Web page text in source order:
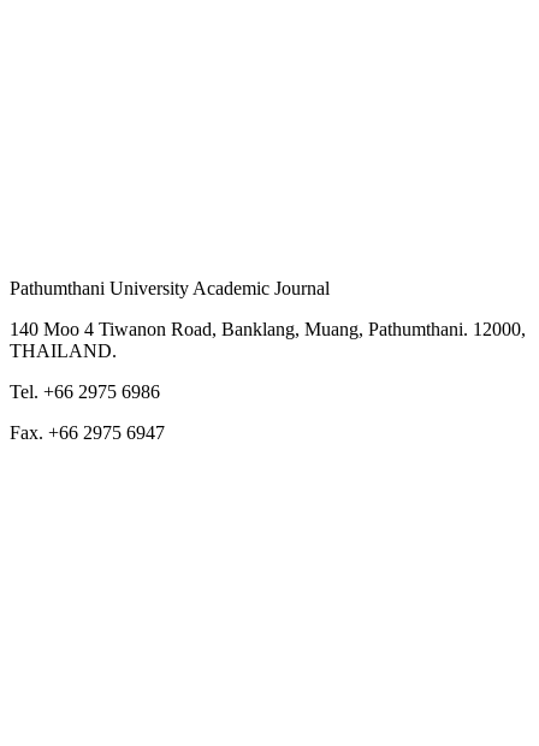
Pathumthani University Academic Journal
140 Moo 4 Tiwanon Road, Banklang, Muang, Pathumthani. 12000,
THAILAND.
Tel. +66 2975 6986
Fax. +66 2975 6947